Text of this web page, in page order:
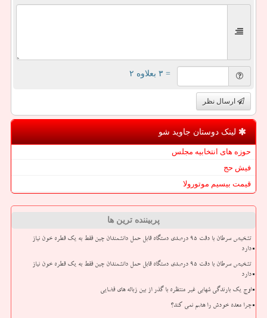
= ۳ بعلاوه ۲
ارسال نظر
لینک دوستان جاوید شو
حوزه های انتخابیه مجلس
فیش حج
قیمت بیسیم موتورولا
پربیننده ترین ها
تشخیص سرطان با دقت ۹۵ درصدی دستگاه قابل حمل دانشمندان چین فقط به یک قطره خون نیاز
دارد
تشخیص سرطان با دقت ۹۵ درصدی دستگاه قابل حمل دانشمندان چین فقط به یک قطره خون نیاز
دارد
اوج یک بارندگی شهابی غیر منتظره با گذر از بین زباله های فضایی
چرا معده خودش را هضم نمی کند؟